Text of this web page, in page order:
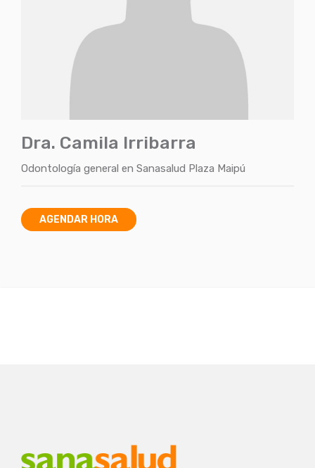
Dra. Camila Irribarra
Odontología general en Sanasalud Plaza Maipú
AGENDAR HORA